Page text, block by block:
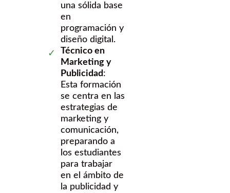
una sólida base
en
programación y
diseño digital.
Técnico en
Marketing y
Publicidad:
Esta formación
se centra en las
estrategias de
marketing y
comunicación,
preparando a
los estudiantes
para trabajar
en el ámbito de
la publicidad y